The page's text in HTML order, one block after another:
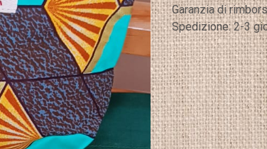
Garanzia di
Spedizione: 2-3